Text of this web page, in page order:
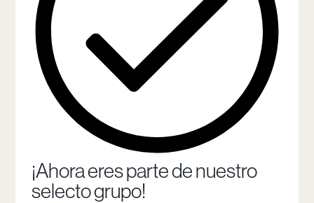
¡Ahora eres parte de nuestro
selecto grupo!